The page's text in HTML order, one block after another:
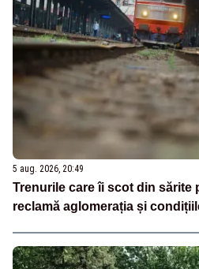
5 aug. 2026, 20:49
Trenurile care îi scot din sărite
reclamă aglomerația și